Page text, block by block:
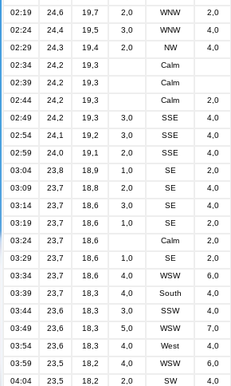
02:19
24,6 19,7 2,0 WNW 2,0
02:24
24,4 19,5 3,0 WNW 4,0
02:29
24,3 19,4 2,0 NW 4,0
02:34
24,2 19,3 Calm
02:39
24,2 19,3 Calm
02:44
24,2 19,3 Calm 2,0
02:49
24,2 19,3 3,0 SSE 4,0
02:54
24,1 19,2 3,0 SSE 4,0
02:59
24,0 19,1 2,0 SSE 4,0
03:04
23,8 18,9 1,0 SE 2,0
03:09
23,7 18,8 2,0 SE 4,0
03:14
23,7 18,6 3,0 SE 4,0
03:19
23,7 18,6 1,0 SE 2,0
03:24
23,7 18,6 Calm 2,0
03:29
23,7 18,6 1,0 SE 2,0
03:34
23,7 18,6 4,0 WSW 6,0
03:39
23,7 18,3 4,0 South 4,0
03:44
23,6 18,3 3,0 SSW 4,0
03:49
23,6 18,3 5,0 WSW 7,0
03:54
23,6 18,3 4,0 West 4,0
03:59
23,5 18,2 4,0 WSW 6,0
04:04
23,5 18,2 2,0 SW 4,0